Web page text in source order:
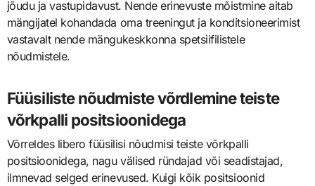
jõudu ja vastupidavust. Nende erinevuste mõistmine aitab
mängijatel kohandada oma treeningut ja konditsioneerimist
vastavalt nende mängukeskkonna spetsiifilistele
nõudmistele.
Füüsiliste nõudmiste võrdlemine teiste
võrkpalli positsioonidega
Võrreldes libero füüsilisi nõudmisi teiste võrkpalli
positsioonidega, nagu välised ründajad või seadistajad,
ilmnevad selged erinevused. Kuigi kõik positsioonid